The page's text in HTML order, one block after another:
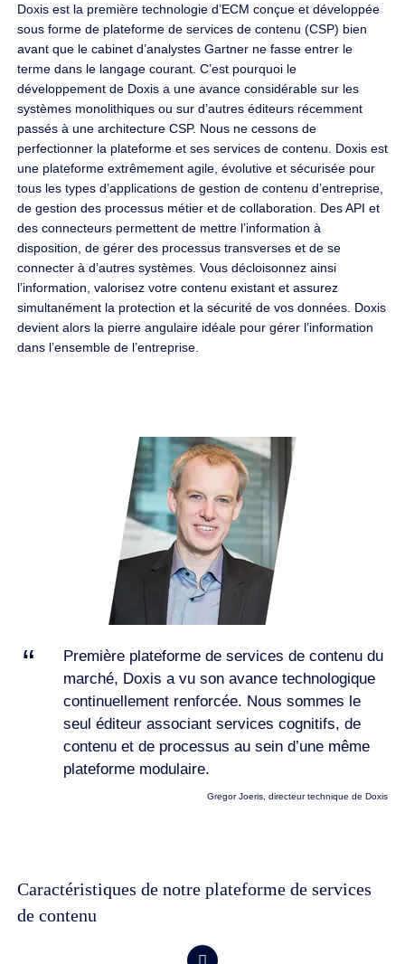
Doxis est la première technologie d’ECM conçue et développée
sous forme de plateforme de services de contenu (CSP) bien
avant que le cabinet d’analystes Gartner ne fasse entrer le
terme dans le langage courant. C’est pourquoi le
développement de Doxis a une avance considérable sur les
systèmes monolithiques ou sur d’autres éditeurs récemment
passés à une architecture CSP. Nous ne cessons de
perfectionner la plateforme et ses services de contenu. Doxis est
une plateforme extrêmement agile, évolutive et sécurisée pour
tous les types d’applications de gestion de contenu d’entreprise,
de gestion des processus métier et de collaboration. Des API et
des connecteurs permettent de mettre l’information à
disposition, de gérer des processus transverses et de se
connecter à d’autres systèmes. Vous décloisonnez ainsi
l’information, valorisez votre contenu existant et assurez
simultanément la protection et la sécurité de vos données. Doxis
devient alors la pierre angulaire idéale pour gérer l’information
dans l’ensemble de l’entreprise.
Première plateforme de services de contenu du
marché, Doxis a vu son avance technologique
continuellement renforcée. Nous sommes le
seul éditeur associant services cognitifs, de
contenu et de processus au sein d’une même
plateforme modulaire.
Gregor Joeris, directeur technique de Doxis
Caractéristiques de notre plateforme de services
de contenu